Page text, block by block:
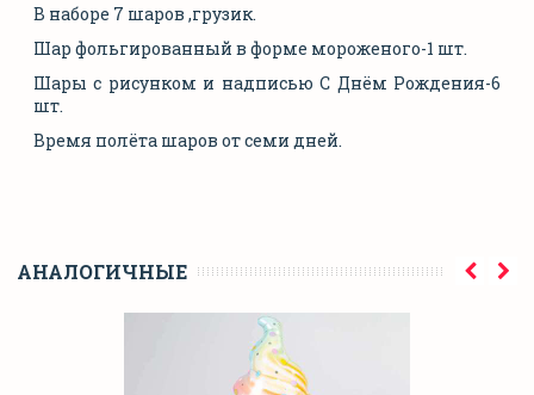
В наборе 7 шаров ,грузик.
Шар фольгированный в форме мороженого-1 шт.
Шары с рисунком и надписью С Днём Рождения-6
шт.
Время полёта шаров от семи дней.
АНАЛОГИЧНЫЕ